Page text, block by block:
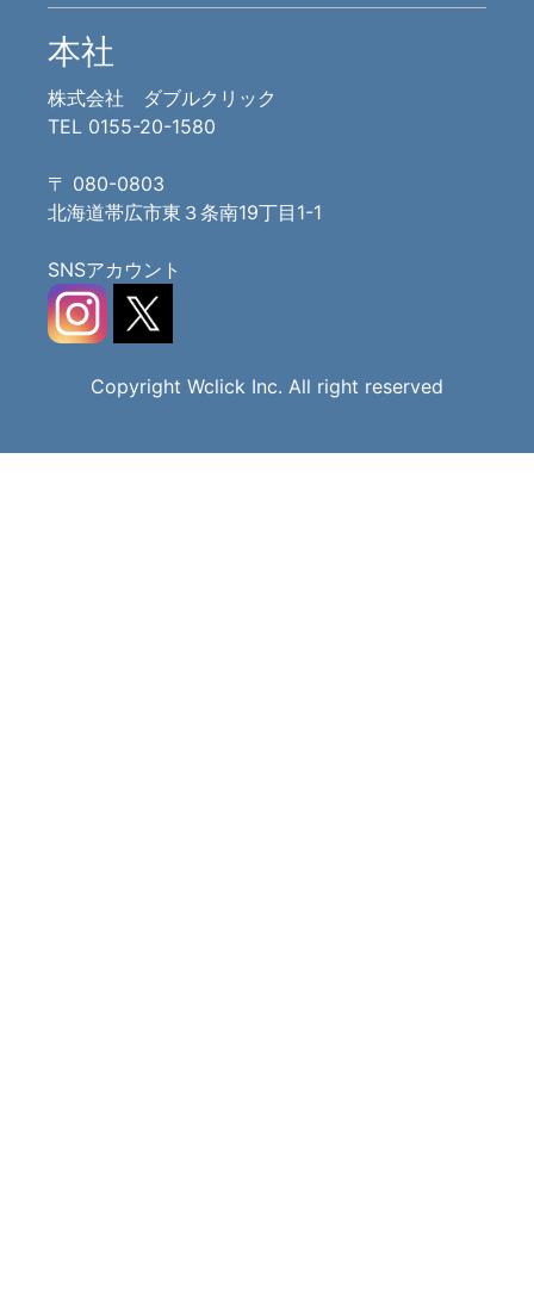
本社
株式会社 ダブルクリック
TEL 0155-20-1580
〒 080-0803
北海道帯広市東３条南19丁目1-1
SNSアカウント
Copyright Wclick Inc. All right reserved